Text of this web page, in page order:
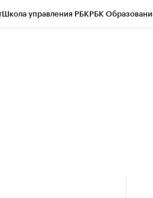
Школа управления РБКРБК